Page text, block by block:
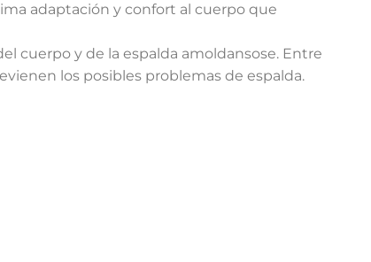
adaptación y confort al cuerpo que
cuerpo y de la espalda amoldansose. Entre
los posibles problemas de espalda.